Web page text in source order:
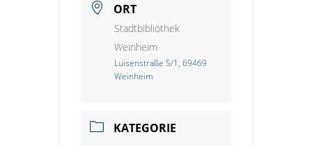
ORT
Stadtbibliothek
Weinheim
Luisenstraße 5/1, 69469
Weinheim
KATEGORIE